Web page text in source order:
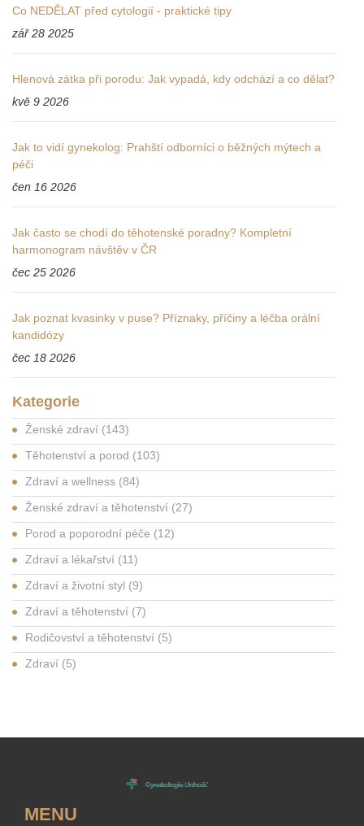
Co NEDĚLAT před cytologií - praktické tipy
zář 28 2025
Hlenová zátka při porodu: Jak vypadá, kdy odchází a co dělat?
kvě 9 2026
Jak to vidí gynekolog: Prahští odborníci o běžných mýtech a
péči
čen 16 2026
Jak často se chodí do těhotenské poradny? Kompletní
harmonogram návštěv v ČR
čec 25 2026
Jak poznat kvasinky v puse? Příznaky, příčiny a léčba orální
kandidózy
čec 18 2026
Kategorie
Ženské zdraví (143)
Těhotenství a porod (103)
Zdraví a wellness (84)
Ženské zdraví a těhotenství (27)
Porod a poporodní péče (12)
Zdraví a lékařství (11)
Zdraví a životní styl (9)
Zdraví a těhotenství (7)
Rodičovství a těhotenství (5)
Zdraví (5)
MENU